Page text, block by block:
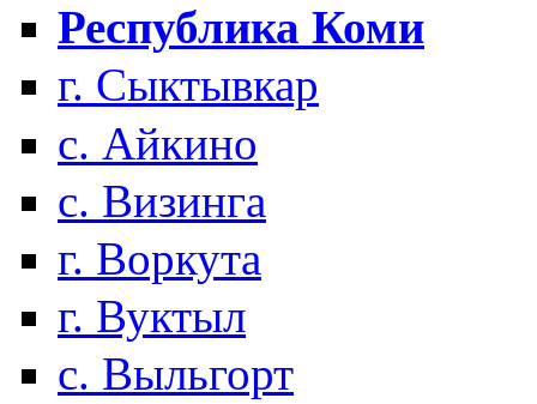
Республика Коми
г. Сыктывкар
с. Айкино
с. Визинга
г. Воркута
г. Вуктыл
с. Выльгорт